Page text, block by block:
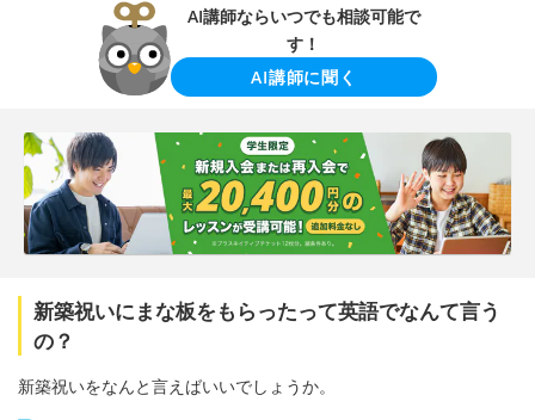
AI講師ならいつでも相談可能で
す！
AI講師に聞く
新築祝いにまな板をもらったって英語でなんて言う
の？
新築祝いをなんと言えばいいでしょうか。